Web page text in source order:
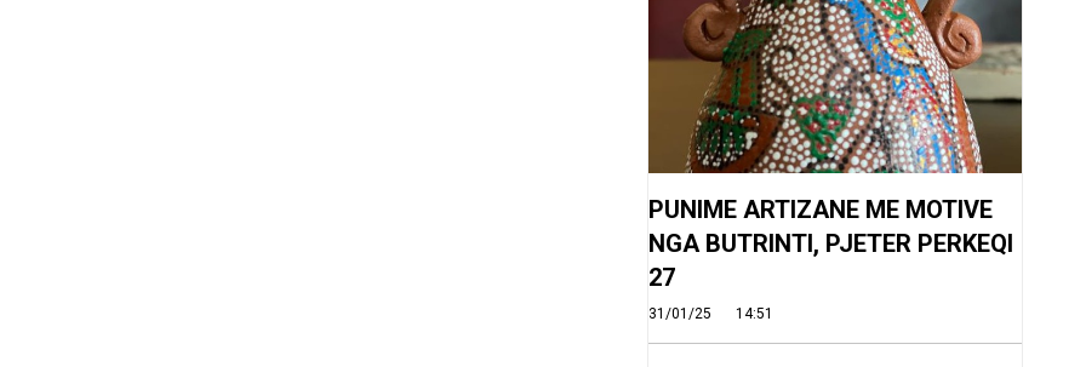
PUNIME ARTIZANE ME MOTIVE
NGA BUTRINTI, PJETER PERKEQI
27
31/01/25 14:51